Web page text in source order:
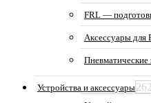
FRL —
Аксессуары для
Устройства и аксессуары262